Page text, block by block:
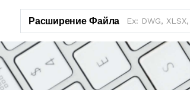
Расширение Файла